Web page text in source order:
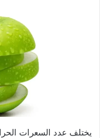
يختلف عدد السعرات